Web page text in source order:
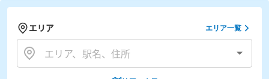
エリア エリア一覧